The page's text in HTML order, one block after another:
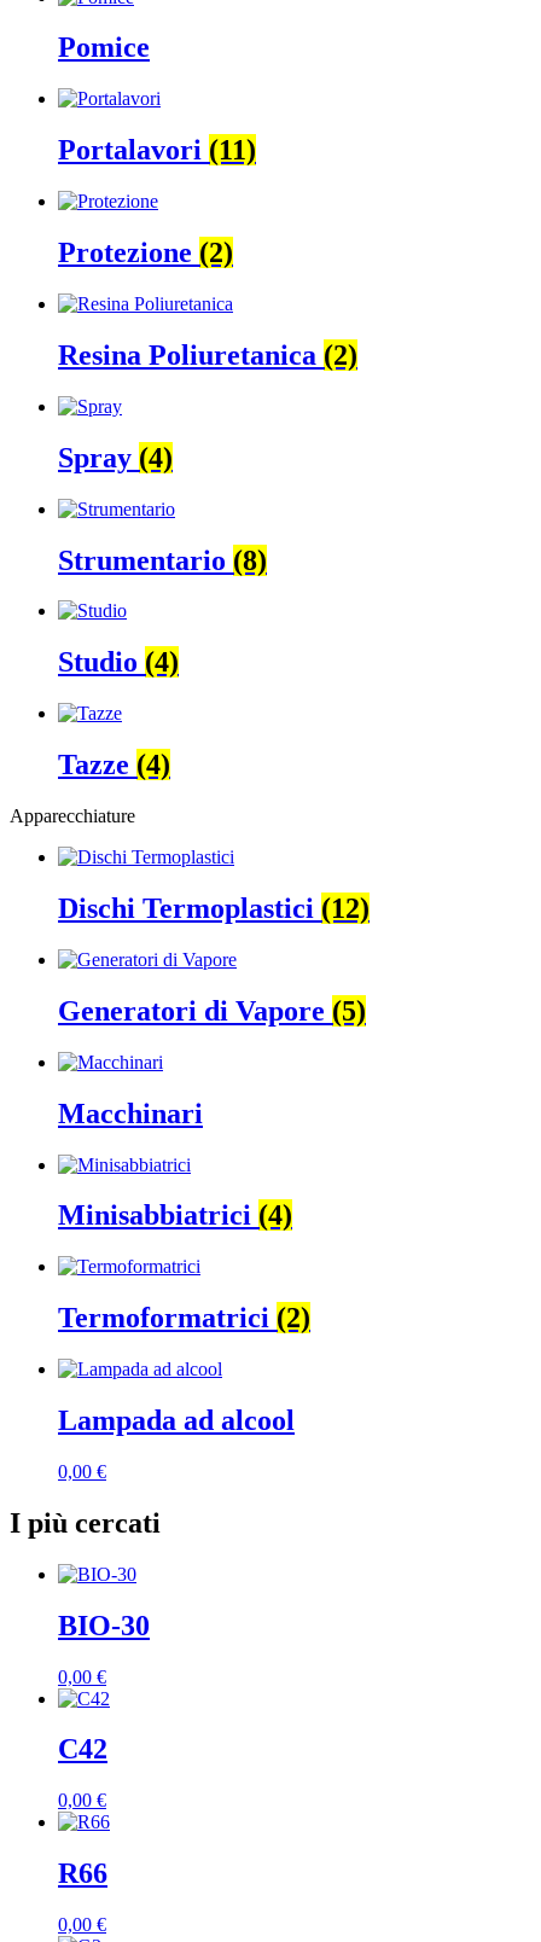
Pomice
Portalavori (11)
Protezione (2)
Resina Poliuretanica (2)
Spray (4)
Strumentario (8)
Studio (4)
Tazze (4)
Apparecchiature
Dischi Termoplastici (12)
Generatori di Vapore (5)
Macchinari
Minisabbiatrici (4)
Termoformatrici (2)
Lampada ad alcool
0,00 €
I più cercati
BIO-30
0,00 €
C42
0,00 €
R66
0,00 €